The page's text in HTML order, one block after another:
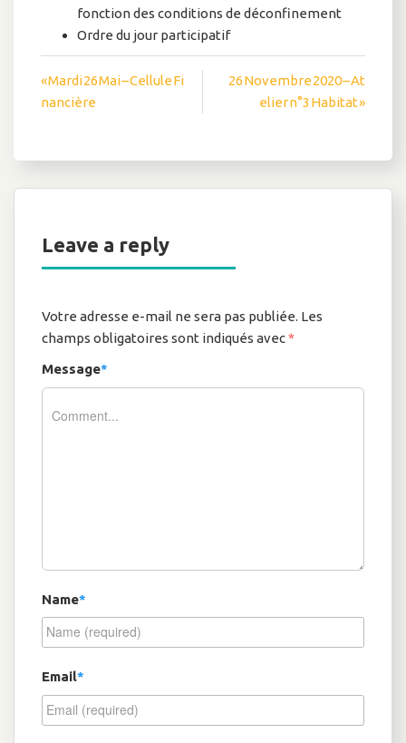
fonction des conditions de déconfinement
Ordre du jour participatif
Navigation
de
« Mardi 26 Mai – Cellule Fi
nancière
26 Novembre 2020 – At
elier n°3 Habitat »
Leave a reply
Votre adresse e-mail ne sera pas publiée. Les
champs obligatoires sont indiqués avec*
Message*
Name*
Email*